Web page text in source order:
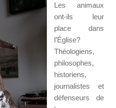
Les animaux
ont-ils leur
place dans
l’Église?
Théologiens,
philosophes,
historiens,
journalistes et
défenseurs de